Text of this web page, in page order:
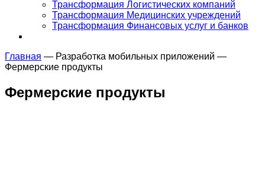
Трансформация Логистических компаний
Трансформация Медицинских учреждений
Трансформация Финансовых услуг и банков
Главная — Разработка мобильных приложений —
Фермерские продукты
Фермерские продукты